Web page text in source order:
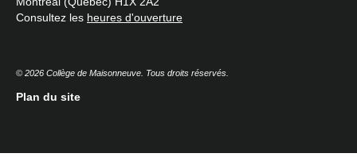
Consultez les heures d'ouverture
© 2026 Collège de Maisonneuve. Tous droits réservés.
Plan du site